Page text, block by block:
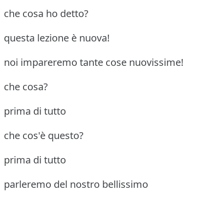
che cosa ho detto?
questa lezione è nuova!
noi impareremo tante cose nuovissime!
che cosa?
prima di tutto
che cos'è questo?
prima di tutto
parleremo del nostro bellissimo